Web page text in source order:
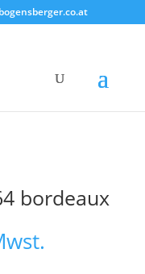
bordeaux